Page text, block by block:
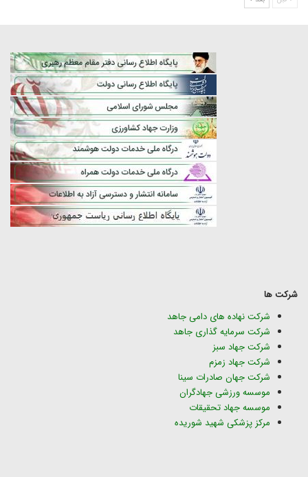
شرکت ها
شرکت نهاده های دامی جاهد
شرکت سرمایه گذاری جاهد
شرکت جهاد سبز
شرکت جهاد زمزم
شرکت جهان صادرات سینا
موسسه ورزشی جهادگران
موسسه جهاد تحقیقات
مرکز پزشکی شهید شوریده